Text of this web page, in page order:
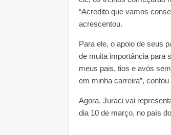
“Acredito que vamos
acrescentou.
Para ele, o apoio de seus
de muita importância para
meus pais, tios e avós
em minha carreira”, contou
Agora, Juraci vai
dia 10 de março, no país